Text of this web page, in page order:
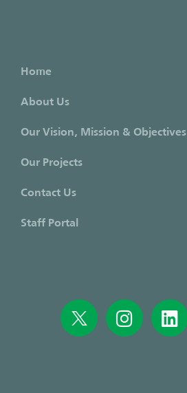
Home
About Us
Our Vision, Mission & Objectives
Our Projects
Contact Us
Staff Portal